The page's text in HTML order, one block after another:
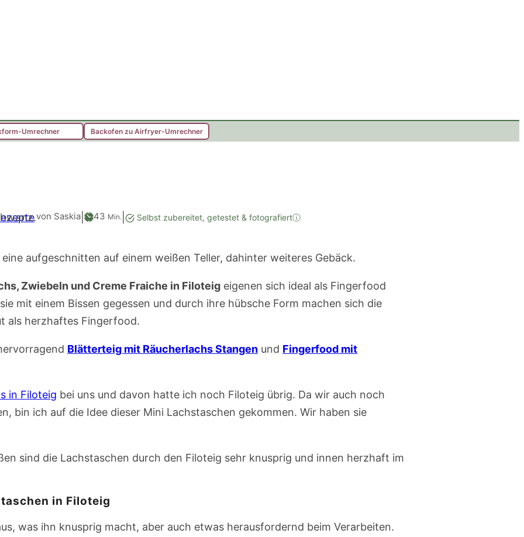
Umrechner Backofen zu Airfryer-Umrechner
von Saskia 43 Minuten
Min. Selbst zubereitet, getestet & fotografiertⓘ
Zwiebeln und Creme Fraiche in Filoteig eigenen sich ideal als Fingerfood
mit einem Bissen gegessen und durch ihre hübsche Form machen sich die
als herzhaftes Fingerfood.
Blätterteig mit Räucherlachs Stangen und Fingerfood mit
in Filoteig bei uns und davon hatte ich noch Filoteig übrig. Da wir auch noch
bin ich auf die Idee dieser Mini Lachstaschen gekommen. Wir haben sie
sind die Lachstaschen durch den Filoteig sehr knusprig und innen herzhaft im
in Filoteig
was ihn knusprig macht, aber auch etwas herausfordernd beim Verarbeiten.